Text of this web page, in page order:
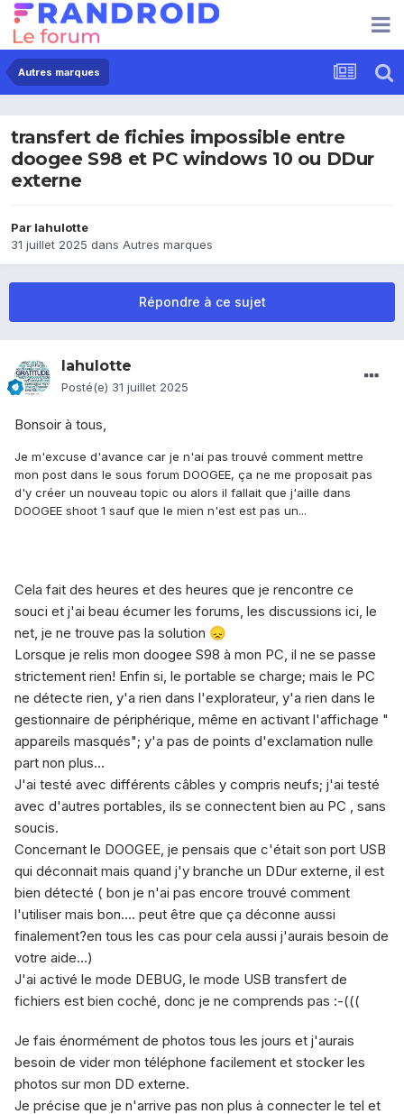
Autres marques
transfert de fichies impossible entre
doogee S98 et PC windows 10 ou DDur
externe
Par lahulotte
31 juillet 2025 dans Autres marques
Répondre à ce sujet
lahulotte
Posté(e) 31 juillet 2025
Bonsoir à tous,
Je m'excuse d'avance car je n'ai pas trouvé comment mettre
mon post dans le sous forum DOOGEE, ça ne me proposait pas
d'y créer un nouveau topic ou alors il fallait que j'aille dans
DOOGEE shoot 1 sauf que le mien n'est est pas un...
Cela fait des heures et des heures que je rencontre ce
souci et j'ai beau écumer les forums, les discussions ici, le
net, je ne trouve pas la solution 😞
Lorsque je relis mon doogee S98 à mon PC, il ne se passe
strictement rien! Enfin si, le portable se charge; mais le PC
ne détecte rien, y'a rien dans l'explorateur, y'a rien dans le
gestionnaire de périphérique, même en activant l'affichage "
appareils masqués"; y'a pas de points d'exclamation nulle
part non plus...
J'ai testé avec différents câbles y compris neufs; j'ai testé
avec d'autres portables, ils se connectent bien au PC , sans
soucis.
Concernant le DOOGEE, je pensais que c'était son port USB
qui déconnait mais quand j'y branche un DDur externe, il est
bien détecté ( bon je n'ai pas encore trouvé comment
l'utiliser mais bon.... peut être que ça déconne aussi
finalement?en tous les cas pour cela aussi j'aurais besoin de
votre aide...)
J'ai activé le mode DEBUG, le mode USB transfert de
fichiers est bien coché, donc je ne comprends pas :-(((
Je fais énormément de photos tous les jours et j'aurais
besoin de vider mon téléphone facilement et stocker les
photos sur mon DD externe.
Je précise que je n'arrive pas non plus à connecter le tel et